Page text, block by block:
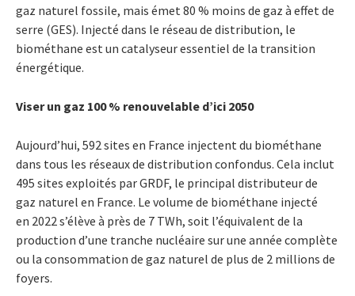
gaz naturel fossile, mais émet 80 % moins de gaz à effet de
serre (GES). Injecté dans le réseau de distribution, le
biométhane est un catalyseur essentiel de la transition
énergétique.
Viser un gaz 100 % renouvelable d’ici 2050
Aujourd’hui, 592 sites en France injectent du biométhane
dans tous les réseaux de distribution confondus. Cela inclut
495 sites exploités par GRDF, le principal distributeur de
gaz naturel en France. Le volume de biométhane injecté
en 2022 s’élève à près de 7 TWh, soit l’équivalent de la
production d’une tranche nucléaire sur une année complète
ou la consommation de gaz naturel de plus de 2 millions de
foyers.